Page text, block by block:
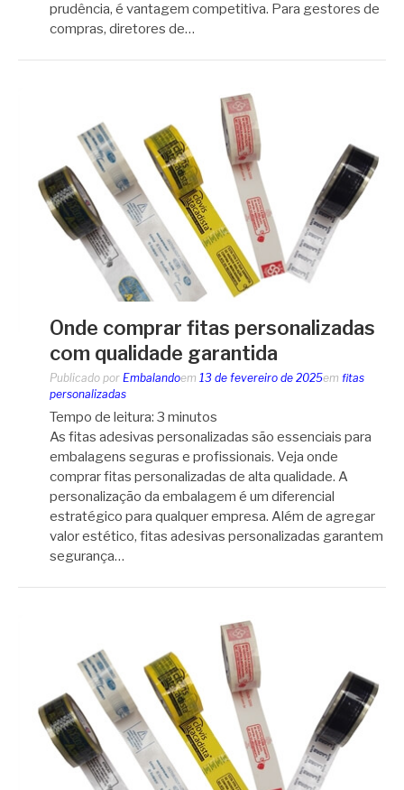
prudência, é vantagem competitiva. Para gestores de
compras, diretores de…
Onde comprar fitas personalizadas
com qualidade garantida
Publicado por Embalandoem 13 de fevereiro de 2025em fitas
personalizadas
Tempo de leitura: 3 minutos
As fitas adesivas personalizadas são essenciais para
embalagens seguras e profissionais. Veja onde
comprar fitas personalizadas de alta qualidade. A
personalização da embalagem é um diferencial
estratégico para qualquer empresa. Além de agregar
valor estético, fitas adesivas personalizadas garantem
segurança…